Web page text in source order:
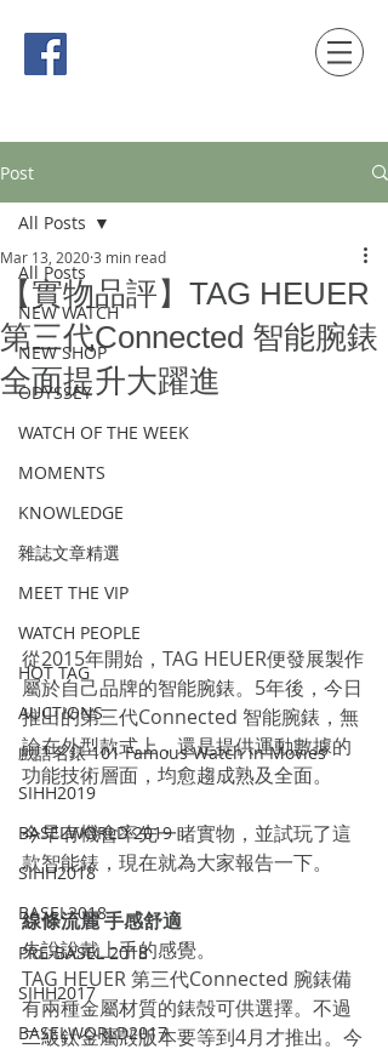
Post
All Posts
NEW WATCH
NEW SHOP
ODYSSEY
WATCH OF THE WEEK
MOMENTS
KNOWLEDGE
雜誌文章精選
MEET THE VIP
WATCH PEOPLE
HOT TAG
AUCTIONS
戲語名錶 101 Famous Watch in Movies
SIHH2019
BASELWORLD 2019
SIHH2018
BASEL2018
PRE-BASEL 2018
SIHH2017
BASELWORLD2017
All Posts
【實物品評】TAG HEUER
第三代Connected 智能腕錶
全面提升大躍進
Mar 13, 20203 min read
從2015年開始，TAG HEUER便發展製作
屬於自己品牌的智能腕錶。5年後，今日
推出的第三代Connected 智能腕錶，無
論在外型款式上，還是提供運動數據的
功能技術層面，均愈趨成熟及全面。
今早有機會率先一睹實物，並試玩了這
款智能錶，現在就為大家報告一下。
線條流麗 手感舒適
先說說戴上手的感覺。
TAG HEUER 第三代Connected 腕錶備
有兩種金屬材質的錶殻可供選擇。不過
二級鈦金屬殻版本要等到4月才推出。今